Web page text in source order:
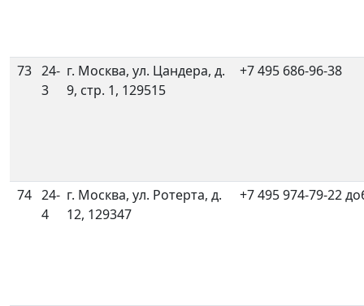
73 24-
3
г. Москва, ул. Цандера, д.
9, стр. 1, 129515
+7 495 686-96-38
74 24-
4
г. Москва, ул. Ротерта, д.
12, 129347
+7 495 974-79-22